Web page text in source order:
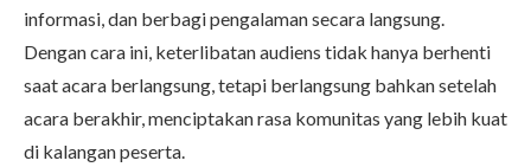
informasi, dan berbagi pengalaman secara langsung.
Dengan cara ini, keterlibatan audiens tidak hanya berhenti
saat acara berlangsung, tetapi berlangsung bahkan setelah
acara berakhir, menciptakan rasa komunitas yang lebih kuat
di kalangan peserta.